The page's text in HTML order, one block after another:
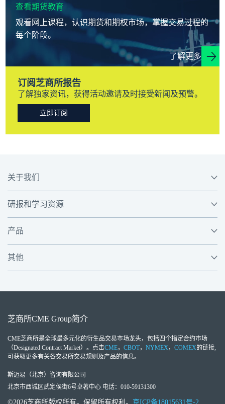
查看期货教育
观看网上课程，认识期货和期权市场，掌握交易过程的
每个阶段。
了解更多
订阅芝商所报告
了解独家资讯，获得活动邀请及时接受新闻及预警。
立即订阅
关于我们
研报和学习资源
产品
其他
芝商所CME Group简介
CME芝商所是全球最多元化的衍生品交易市场龙头，包括四个指定合约市场
（Designated Contract Market）。点击CME， CBOT， NYMEX， COMEX的链接,
可获取更多有关各交易所交易规则及产品的信息。
斯迈易（北京）咨询有限公司
北京市西城区武定侯街6号卓著中心 电话：010-59131300
©2026芝商所版权所有。保留所有权利。 京ICP备18015631号-2